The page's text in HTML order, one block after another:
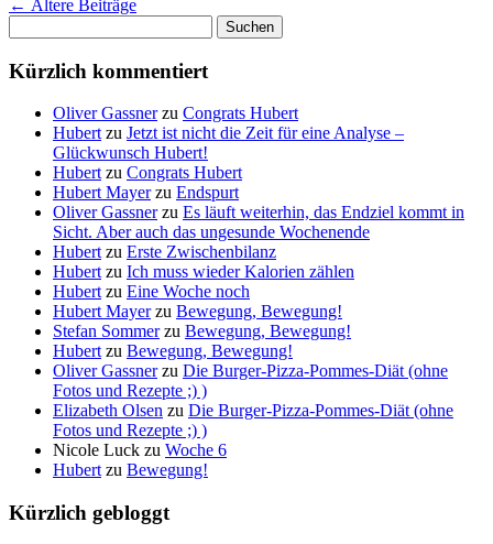
← Ältere Beiträge
nach:
Kürzlich kommentiert
Oliver Gassnerzu Congrats Hubert
Hubert zu Jetzt ist nicht die Zeit für eine Analyse –
Glückwunsch Hubert!
Hubert zu Congrats Hubert
Hubert Mayerzu Endspurt
Oliver Gassnerzu Es läuft weiterhin, das Endziel kommt in
Sicht. Aber auch das ungesunde Wochenende
Hubert zu Erste Zwischenbilanz
Hubert zu Ich muss wieder Kalorien zählen
Hubert zu Eine Woche noch
Hubert Mayerzu Bewegung, Bewegung!
Stefan Sommerzu Bewegung, Bewegung!
Hubert zu Bewegung, Bewegung!
Oliver Gassnerzu Die Burger-Pizza-Pommes-Diät (ohne
Fotos und Rezepte ;) )
Elizabeth Olsen zu Die Burger-Pizza-Pommes-Diät (ohne
Fotos und Rezepte ;) )
Nicole Luck zu Woche 6
Hubert zu Bewegung!
Kürzlich gebloggt